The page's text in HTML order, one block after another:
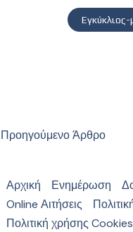
Προηγούμενο Άρθρο
Αρχική Ενημέρωση
Online Αιτήσεις
Πολιτική χρήσης Cookies